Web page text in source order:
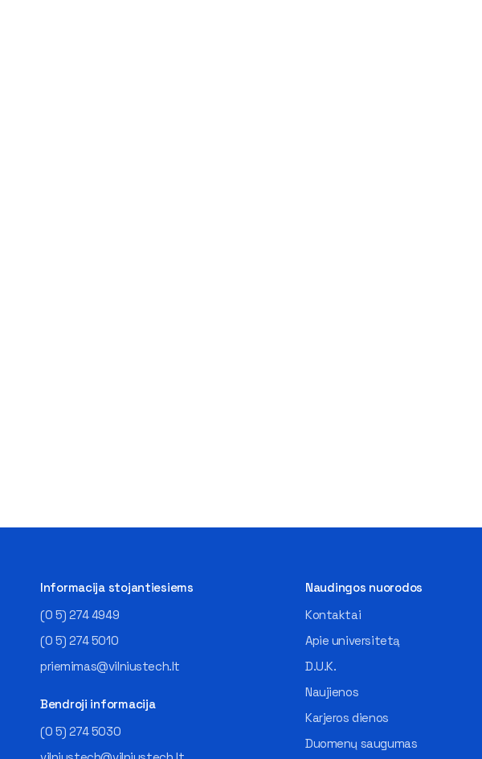
Informacija stojantiesiems
(0 5) 274 4949
(0 5) 274 5010
priemimas@vilniustech.lt
Bendroji informacija
(0 5) 274 5030
Naudingos nuorodos
Kontaktai
Apie universitetą
D.U.K.
Naujienos
Karjeros dienos
Duomenų saugumas